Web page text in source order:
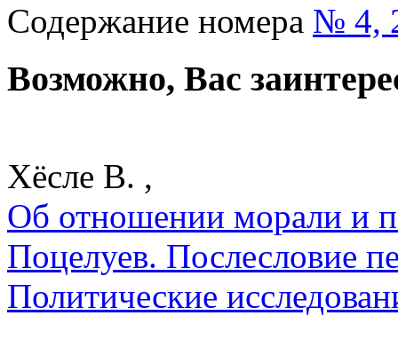
Содержание номера № 4,
Возможно, Вас
Хёсле В. ,
Об отношении морали и
Поцелуев. Послесловие
Политические